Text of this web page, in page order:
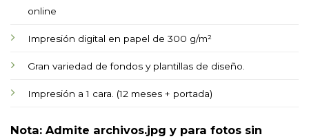
online
Impresión digital en papel de 300 g/m²
Gran variedad de fondos y plantillas de diseño.
Impresión a 1 cara. (12 meses + portada)
Nota: Admite archivos.jpg y para fotos sin